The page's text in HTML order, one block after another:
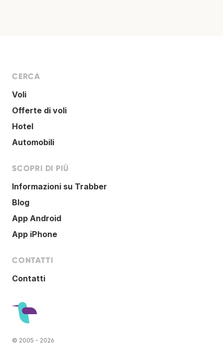
CERCA
Voli
Offerte di voli
Hotel
Automobili
SCOPRI DI PIÙ
Informazioni su Trabber
Blog
App Android
App iPhone
CONTATTI
Contatti
© 2005 - 2026